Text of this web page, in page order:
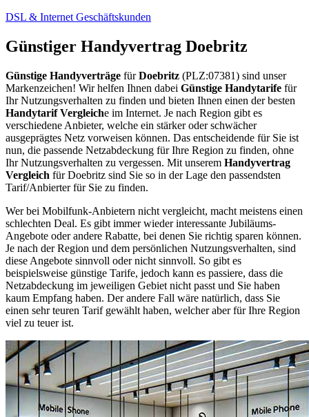
DSL & Internet Geschäftskunden
Günstiger Handyvertrag Doebritz
Günstige Handyverträge fürDoebritz (PLZ:07381) sind unser
Markenzeichen! Wir helfen Ihnen dabei Günstige Handytarife für
Ihr Nutzungsverhalten zu finden und bieten Ihnen einen der besten
Handytarif Vergleiche im Internet. Je nach Region gibt es
verschiedene Anbieter, welche ein stärker oder schwächer
ausgeprägtes Netz vorweisen können. Das entscheidende für Sie ist
nun, die passende Netzabdeckung für Ihre Region zu finden, ohne
Ihr Nutzungsverhalten zu vergessen. Mit unserem Handyvertrag
Vergleich für Doebritz sind Sie so in der Lage den passendsten
Tarif/Anbierter für Sie zu finden.
Wer bei Mobilfunk-Anbietern nicht vergleicht, macht meistens einen
schlechten Deal. Es gibt immer wieder interessante Jubiläums-
Angebote oder andere Rabatte, bei denen Sie richtig sparen können.
Je nach der Region und dem persönlichen Nutzungsverhalten, sind
diese Angebote sinnvoll oder nicht sinnvoll. So gibt es
beispielsweise günstige Tarife, jedoch kann es passiere, dass die
Netzabdeckung im jeweiligen Gebiet nicht passt und Sie haben
kaum Empfang haben. Der andere Fall wäre natürlich, dass Sie
einen sehr teuren Tarif gewählt haben, welcher aber für Ihre Region
viel zu teuer ist.